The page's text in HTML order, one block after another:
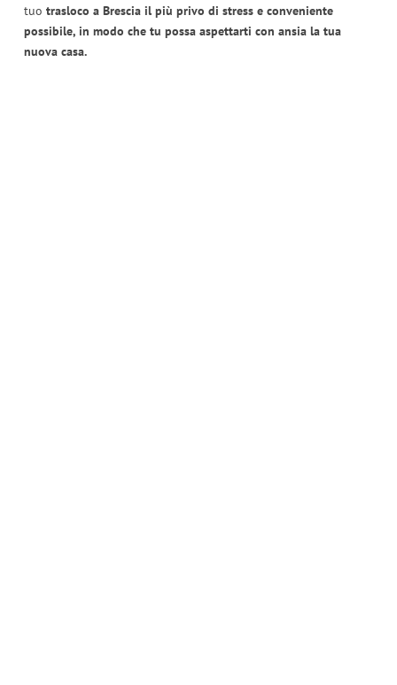
tuo trasloco a Brescia il più privo di stress e conveniente
possibile, in modo che tu possa aspettarti con ansia la tua
nuova casa.